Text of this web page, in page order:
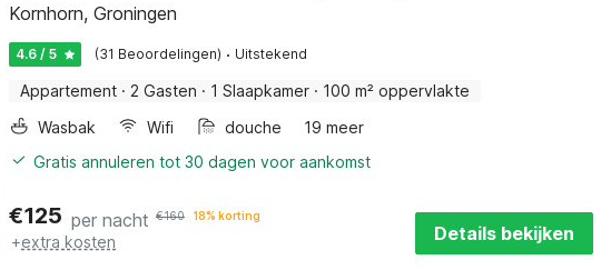
Kornhorn, Groningen
4.6 / 5 (31 Beoordelingen) · Uitstekend
Appartement · 2 Gasten · 1 Slaapkamer · 100 m² oppervlakte
Wasbak
Wifi douche
19 meer
Gratis annuleren tot 30 dagen voor aankomst
€125 per nacht €160 18% korting
+extra kosten Details bekijken